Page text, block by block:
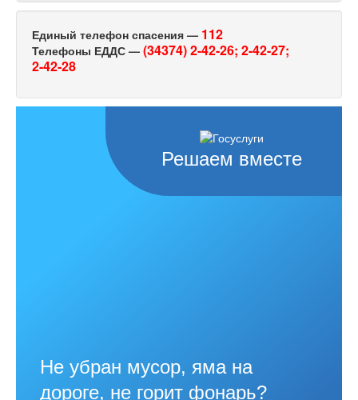
Единый телефон спасения — 112
Телефоны ЕДДС — (34374) 2-42-26; 2-42-27;
2-42-28
Решаем вместе
Не убран мусор, яма на
дороге, не горит фонарь?